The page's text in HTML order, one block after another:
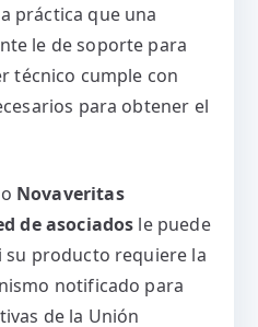
práctica que una
le de soporte para
técnico cumple con
para obtener el
Novaveritas
de asociados le puede
producto requiere la
notificado para
de la Unión